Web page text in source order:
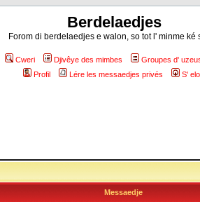
Berdelaedjes
Forom di berdelaedjes e walon, so tot l' minme ké
Cweri Djivêye des mimbes Groupes d'
Profil
Lére les messaedjes privés S'
Messaedje